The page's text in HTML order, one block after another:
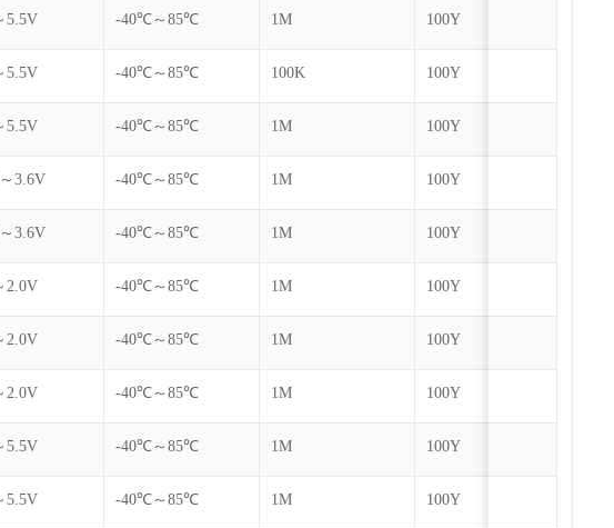
5.5V -40℃～85℃ 1M 100Y
5.5V -40℃～85℃ 100K 100Y
5.5V -40℃～85℃ 1M 100Y
3.6V -40℃～85℃ 1M 100Y
3.6V -40℃～85℃ 1M 100Y
2.0V -40℃～85℃ 1M 100Y
2.0V -40℃～85℃ 1M 100Y
2.0V -40℃～85℃ 1M 100Y
5.5V -40℃～85℃ 1M 100Y
5.5V -40℃～85℃ 1M 100Y